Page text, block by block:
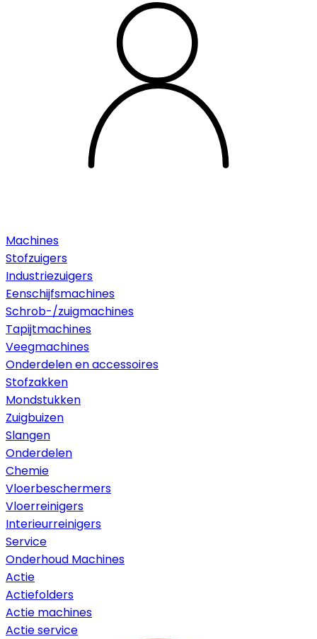
Machines
Stofzuigers
Industriezuigers
Eenschijfsmachines
Schrob-/zuigmachines
Tapijtmachines
Veegmachines
Onderdelen en accessoires
Stofzakken
Mondstukken
Zuigbuizen
Slangen
Onderdelen
Chemie
Vloerbeschermers
Vloerreinigers
Interieurreinigers
Service
Onderhoud Machines
Actie
Actiefolders
Actie machines
Actie service